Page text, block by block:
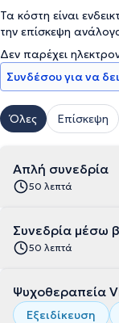
Τα κόστη είναι
την επίσκεψη
Δεν παρέχει
Συνδέσου για να
Όλες Επίσκεψη
Απλή συνεδρία
50 λεπτά
Συνεδρία μέσω
50 λεπτά
Ψυχοθεραπεία
Εξειδίκευση